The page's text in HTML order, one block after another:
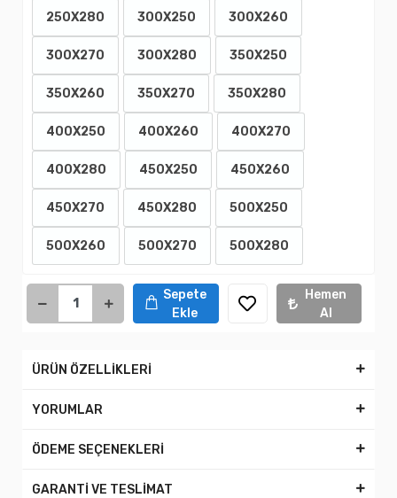
250X280 300X250 300X260
300X270 300X280 350X250
350X260 350X270 350X280
400X250 400X260 400X270
400X280 450X250 450X260
450X270 450X280 500X250
500X260 500X270 500X280
Sepete
Ekle
Hemen
Al
ÜRÜN ÖZELLİKLERİ
YORUMLAR
ÖDEME SEÇENEKLERİ
GARANTİ VE TESLİMAT